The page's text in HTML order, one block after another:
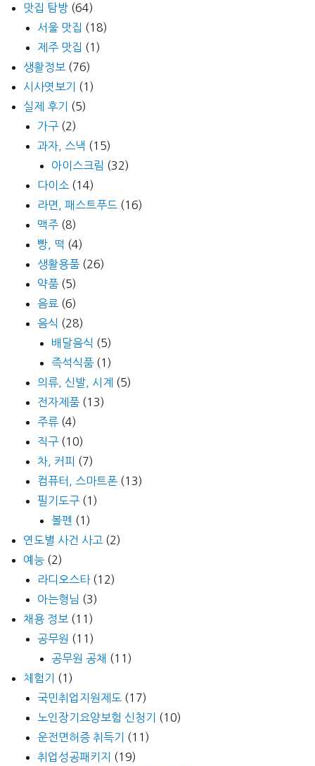
맛집 탐방 (64)
서울 맛집 (18)
제주 맛집 (1)
생활정보 (76)
시사엿보기
(1)
실제 후기
(5)
가구 (2)
과자, 스낵 (15)
아이스크림 (32)
다이소 (14)
라면, 패스트푸드 (16)
맥주 (8)
빵, 떡 (4)
생활용품 (26)
약품 (5)
음료 (6)
음식 (28)
배달음식 (5)
즉석식품 (1)
의류, 신발, 시계
(5)
전자제품 (13)
주류 (4)
직구 (10)
차, 커피 (7)
컴퓨터, 스마트폰 (13)
필기도구 (1)
볼펜 (1)
연도별 사건 사고 (2)
예능 (2)
라디오스타(12)
아는형님 (3)
채용 정보 (11)
공무원 (11)
공무원 공채 (11)
체험기
(1)
국민취업지원제도 (17)
노인장기요양보험 신청기
(10)
운전면허증 취득기
(11)
취업성공패키지
(19)